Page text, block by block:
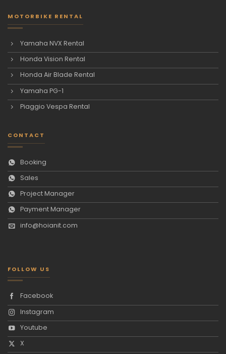
MOTORBIKE RENTAL
Yamaha NVX Rental
Honda Vision Rental
Honda Air Blade Rental
Yamaha PG-1
Piaggio Vespa Rental
CONTACT
Booking
Sales
Project Manager
Payment Manager
info@hoianit.com
FOLLOW US
Facebook
Instagram
Youtube
X